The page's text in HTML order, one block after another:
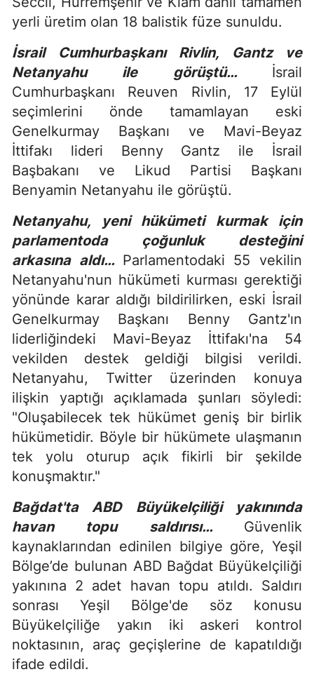
yerli üretim olan 18 balistik füze sunuldu.
İsrail Cumhurbaşkanı Rivlin, Gantz ve
Netanyahu ile görüştü… İsrail
Cumhurbaşkanı Reuven Rivlin, 17 Eylül
seçimlerini önde tamamlayan eski
Genelkurmay Başkanı ve Mavi-Beyaz
İttifakı lideri Benny Gantz ile İsrail
Başbakanı ve Likud Partisi Başkanı
Benyamin Netanyahu ile görüştü.
Netanyahu, yeni hükümeti kurmak için
parlamentoda çoğunluk desteğini
arkasına aldı… Parlamentodaki 55 vekilin
Netanyahu'nun hükümeti kurması gerektiği
yönünde karar aldığı bildirilirken, eski İsrail
Genelkurmay Başkanı Benny Gantz'ın
liderliğindeki Mavi-Beyaz İttifakı'na 54
vekilden destek geldiği bilgisi verildi.
Netanyahu, Twitter üzerinden konuya
ilişkin yaptığı açıklamada şunları söyledi:
"Oluşabilecek tek hükümet geniş bir birlik
hükümetidir. Böyle bir hükümete ulaşmanın
tek yolu oturup açık fikirli bir şekilde
konuşmaktır."
Bağdat'ta ABD Büyükelçiliği yakınında
havan topu saldırısı… Güvenlik
kaynaklarından edinilen bilgiye göre, Yeşil
Bölge’de bulunan ABD Bağdat Büyükelçiliği
yakınına 2 adet havan topu atıldı. Saldırı
sonrası Yeşil Bölge'de söz konusu
Büyükelçiliğe yakın iki askeri kontrol
noktasının, araç geçişlerine de kapatıldığı
ifade edildi.